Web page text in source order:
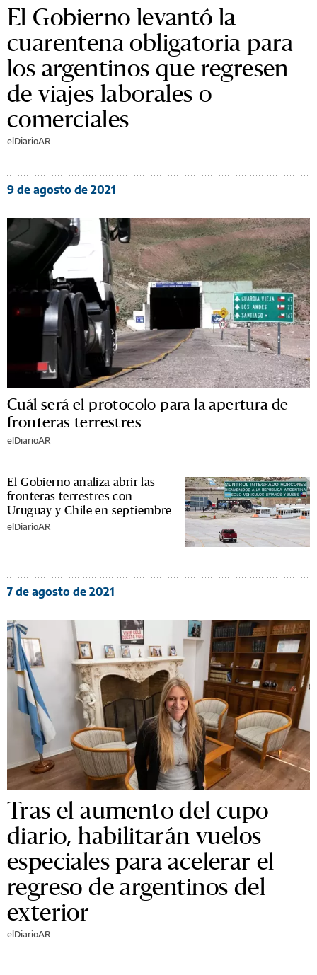
El Gobierno levantó la
cuarentena obligatoria para
los argentinos que regresen
de viajes laborales o
comerciales
elDiarioAR
9 de agosto de 2021
Cuál será el protocolo para la apertura de
fronteras terrestres
elDiarioAR
El Gobierno analiza abrir las
fronteras terrestres con
Uruguay y Chile en septiembre
elDiarioAR
7 de agosto de 2021
Tras el aumento del cupo
diario, habilitarán vuelos
especiales para acelerar el
regreso de argentinos del
exterior
elDiarioAR